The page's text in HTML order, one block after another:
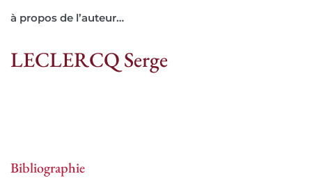
à propos de l’auteur…
LECLERCQ Serge
Bibliographie